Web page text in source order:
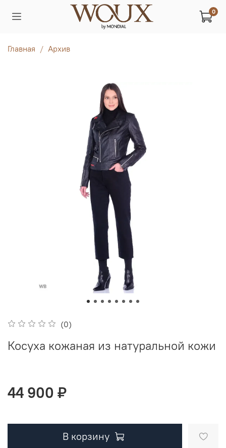
0
Главная Архив
(0)
Косуха кожаная из натуральной кожи
44 900 ₽
В корзину